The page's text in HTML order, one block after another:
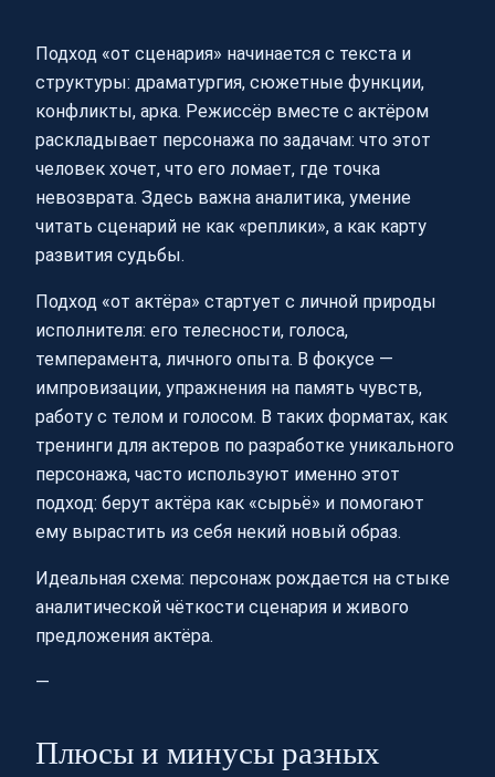
Подход «от сценария» начинается с текста и
структуры: драматургия, сюжетные функции,
конфликты, арка. Режиссёр вместе с актёром
раскладывает персонажа по задачам: что этот
человек хочет, что его ломает, где точка
невозврата. Здесь важна аналитика, умение
читать сценарий не как «реплики», а как карту
развития судьбы.
Подход «от актёра» стартует с личной природы
исполнителя: его телесности, голоса,
темперамента, личного опыта. В фокусе —
импровизации, упражнения на память чувств,
работу с телом и голосом. В таких форматах, как
тренинги для актеров по разработке уникального
персонажа, часто используют именно этот
подход: берут актёра как «сырьё» и помогают
ему вырастить из себя некий новый образ.
Идеальная схема: персонаж рождается на стыке
аналитической чёткости сценария и живого
предложения актёра.
—
Плюсы и минусы разных